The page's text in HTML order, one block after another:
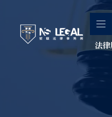
法